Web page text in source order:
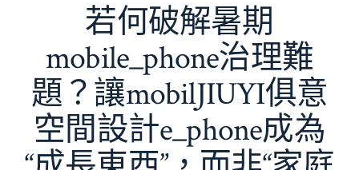
若何破解暑期
mobile_phone治理難
題？讓mobilJIUYI俱意
空間設計e_phone成為